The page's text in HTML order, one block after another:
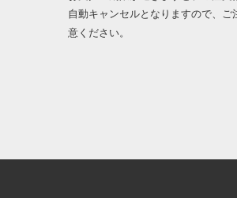
自動キャンセルとなりますので、ご
意ください。